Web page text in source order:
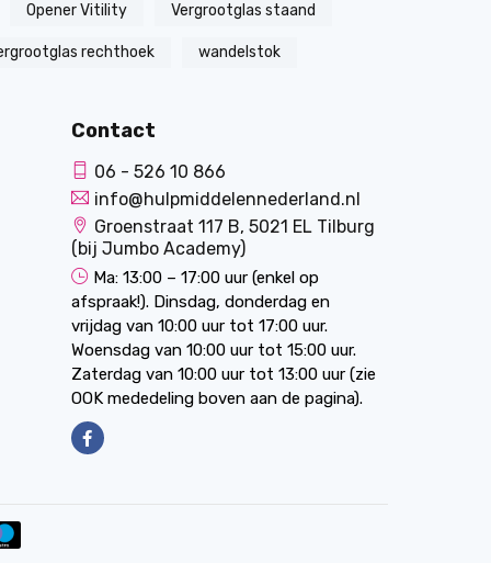
Opener Vitility Vergrootglas staand
rechthoek wandelstok
Contact
06 - 526 10 866
info@hulpmiddelennederland.nl
Groenstraat 117 B, 5021 EL Tilburg
(bij Jumbo Academy)
Ma: 13:00 – 17:00 uur (enkel op
afspraak!). Dinsdag, donderdag en
vrijdag van 10:00 uur tot 17:00 uur.
Woensdag van 10:00 uur tot 15:00 uur.
Zaterdag van 10:00 uur tot 13:00 uur (zie
OOK mededeling boven aan de pagina).